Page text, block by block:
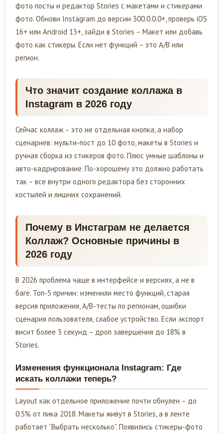
фото посты и редактор Stories с макетами и стикерами
фото. Обнови Instagram до версии 300.0.0.0+, проверь iOS
16+ или Android 13+, зайди в Stories – Макет или добавь
фото как стикеры. Если нет функций – это A/B или
регион.
Что значит создание коллажа в
Instagram в 2026 году
Сейчас коллаж – это не отдельная кнопка, а набор
сценариев: мульти-пост до 10 фото, макеты в Stories и
ручная сборка из стикеров фото. Плюс умные шаблоны и
авто-кадрирование. По-хорошему это должно работать
так – все внутри одного редактора без сторонних
костылей и лишних сохранений.
Почему в Инстаграм не делается
Коллаж? Основные причины в
2026 году
В 2026 проблема чаще в интерфейсе и версиях, а не в
баге. Топ-5 причин: изменили место функций, старая
версия приложения, A/B-тесты по регионам, ошибки
сценария пользователя, слабое устройство. Если экспорт
висит более 3 секунд – дроп завершения до 18% в
Stories.
Изменения функционала Instagram: Где
искать коллажи теперь?
Layout как отдельное приложение почти обнулен – до
0.5% от пика 2018. Макеты живут в Stories, а в ленте
работает “Выбрать несколько”. Появились стикеры-фото